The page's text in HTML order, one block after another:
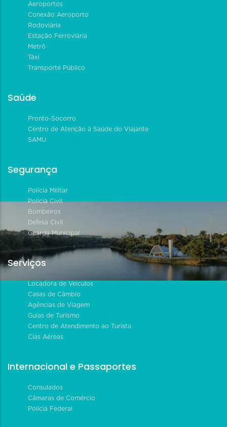
Aeroportos
Conexão Aeroporto
Rodoviária
Estação Ferroviária
Metrô
Táxi
Transporte Público
Saúde
Pronto-Socorro
Centro de Atenção à Saúde do Viajante
SAMU
Segurança
Polícia Militar
Polícia Civil
Bombeiros
Defesa Civil
Guarda Municipal
Serviços
Locadora de Veículos
Casas de Câmbio
Agências de Viagem
Guias de Turismo
Centro de Atendimento ao Turista
Cias Aéreas
Internacional e Passaportes
Consulados
Câmaras de Comércio
Polícia Federal